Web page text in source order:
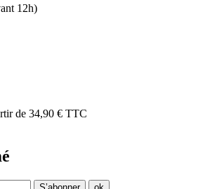
12h)
de 34,90 € TTC